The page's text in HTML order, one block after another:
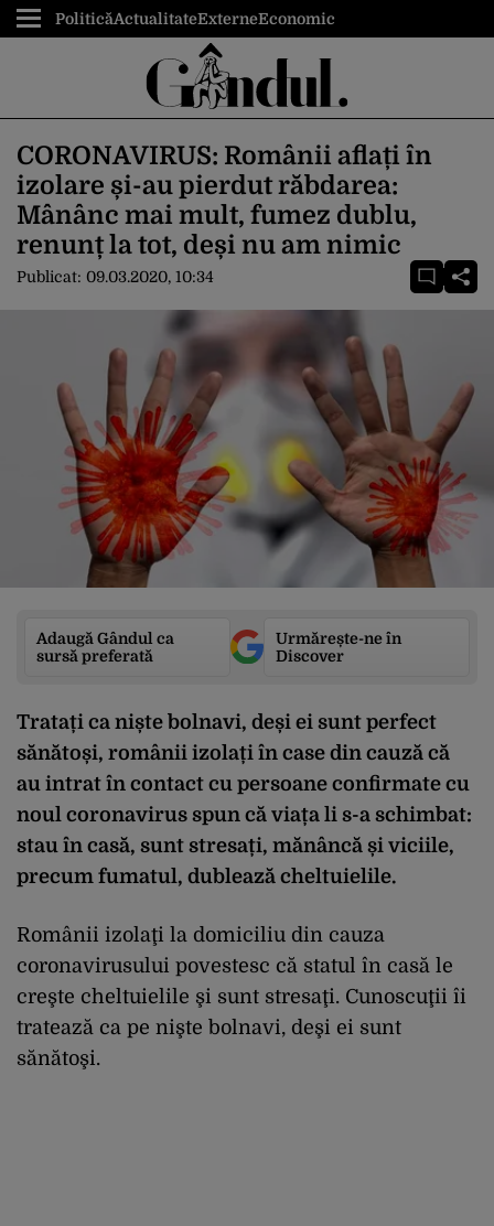
PoliticăActualitateExterneEconomic
CORONAVIRUS: Românii aflați în
izolare și-au pierdut răbdarea:
Mânânc mai mult, fumez dublu,
renunț la tot, deși nu am nimic
Publicat: 09.03.2020, 10:34
Adaugă Gândul ca
sursă preferată
Urmărește-ne în
Discover
Tratați ca niște bolnavi, deși ei sunt perfect
sănătoși, românii izolați în case din cauză că
au intrat în contact cu persoane confirmate cu
noul coronavirus spun că viața li s-a schimbat:
stau în casă, sunt stresați, mănâncă și viciile,
precum fumatul, dublează cheltuielile.
Românii izolaţi la domiciliu din cauza
coronavirusului povestesc că statul în casă le
creşte cheltuielile şi sunt stresaţi. Cunoscuţii îi
tratează ca pe nişte bolnavi, deşi ei sunt
sănătoşi.